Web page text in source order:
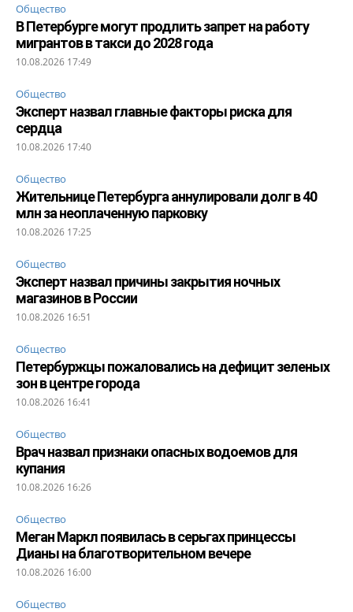
Общество
В Петербурге могут продлить запрет на работу
мигрантов в такси до 2028 года
10.08.2026 17:49
Общество
Эксперт назвал главные факторы риска для
сердца
10.08.2026 17:40
Общество
Жительнице Петербурга аннулировали долг в 40
млн за неоплаченную парковку
10.08.2026 17:25
Общество
Эксперт назвал причины закрытия ночных
магазинов в России
10.08.2026 16:51
Общество
Петербуржцы пожаловались на дефицит зеленых
зон в центре города
10.08.2026 16:41
Общество
Врач назвал признаки опасных водоемов для
купания
10.08.2026 16:26
Общество
Меган Маркл появилась в серьгах принцессы
Дианы на благотворительном вечере
10.08.2026 16:00
Общество